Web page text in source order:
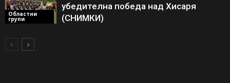
Областни
групи
убедителна победа над Хисаря
(СНИМКИ)